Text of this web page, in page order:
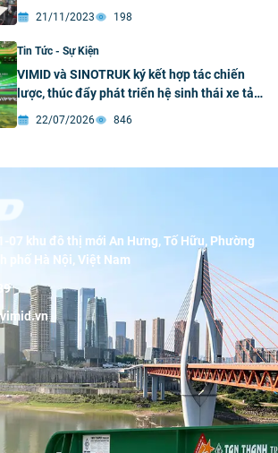
NAM 2023
21/11/2023 198
Tin Tức - Sự Kiện
VIMID và SINOTRUK ký kết hợp tác chiến
lược, thúc đẩy phát triển hệ sinh thái xe tải
xanh và thông minh tại Việt Nam
22/07/2026 846
07 khu đô thị mới An Hưng, Tố Hữu, Phường
phố Hà Nội, Việt Nam